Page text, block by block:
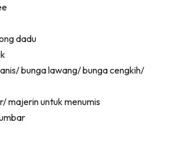
dadu
bunga lawang/ bunga cengkih/
majerin untuk menumis